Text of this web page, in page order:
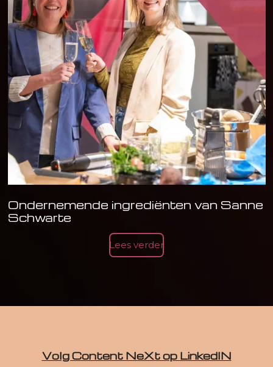
Ondernemende ingrediënten van Sanne
Schwarte
Lees verder
Volg Content NeXt op LinkedIN